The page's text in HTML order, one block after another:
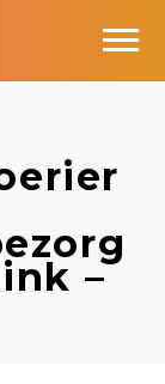
–